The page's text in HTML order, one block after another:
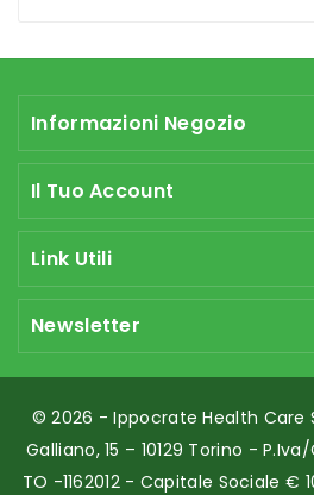
Informazioni Negozio
Il Tuo Account
Link Utili
Newsletter
© 2026 - Ippocrate Health Care
Galliano, 15 – 10129 Torino - P.Iva/
TO -1162012 - Capitale Sociale €